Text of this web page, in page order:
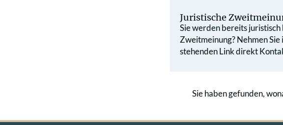
Juristische
Sie werden bereits
Zweit­meinung? Nehmen
stehenden Link direkt
Sie haben gefunden,